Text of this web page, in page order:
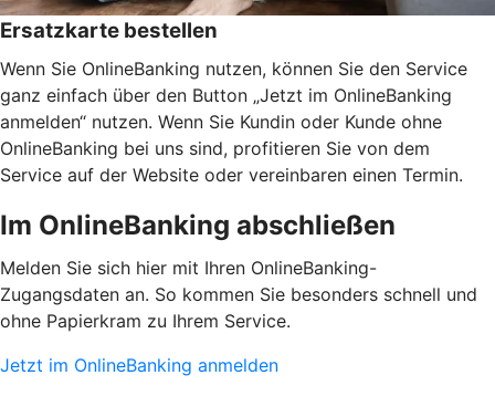
Ersatzkarte bestellen
Wenn Sie OnlineBanking nutzen, können Sie den Service
ganz einfach über den Button „Jetzt im OnlineBanking
anmelden“ nutzen. Wenn Sie Kundin oder Kunde ohne
OnlineBanking bei uns sind, profitieren Sie von dem
Service auf der Website oder vereinbaren einen Termin.
Im OnlineBanking abschließen
Melden Sie sich hier mit Ihren OnlineBanking-
Zugangsdaten an. So kommen Sie besonders schnell und
ohne Papierkram zu Ihrem Service.
Jetzt im OnlineBanking anmelden